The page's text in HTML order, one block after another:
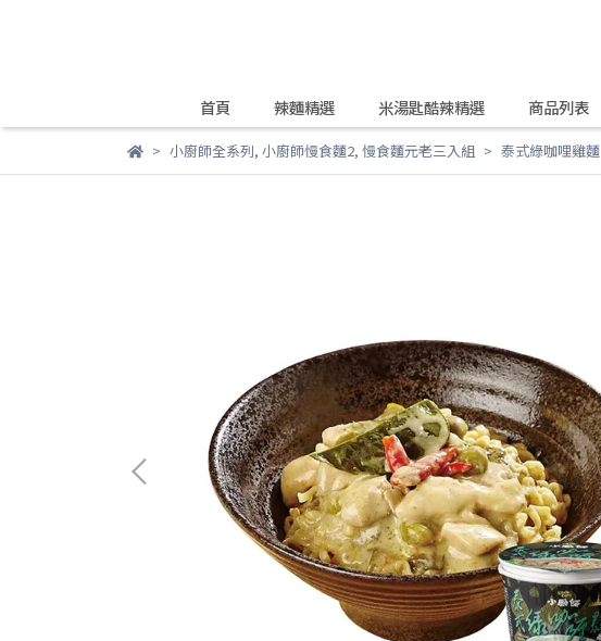
首頁 辣麵精選 米湯匙酷辣精選 商品列表
小廚師全系列, 小廚師慢食麵2, 慢食麵元老三入組 泰式綠咖哩雞麵